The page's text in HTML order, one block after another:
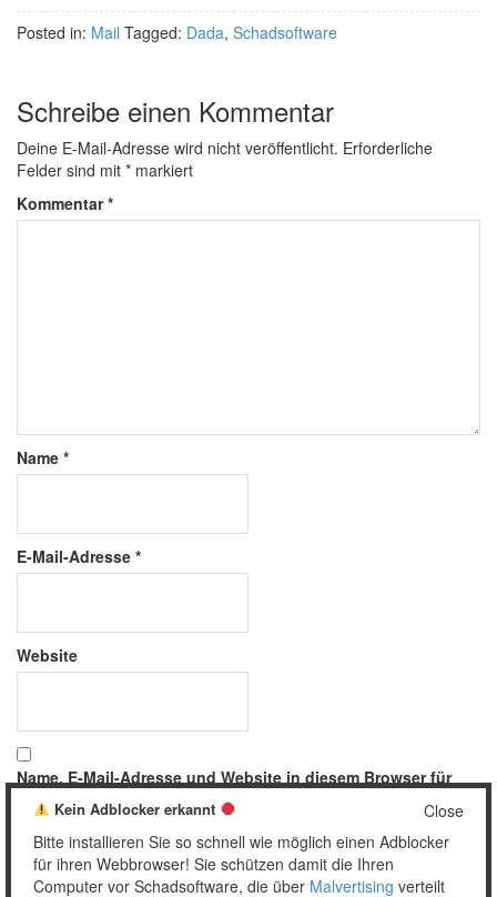
Posted in: Mail Tagged: Dada, Schadsoftware
Schreibe einen Kommentar
Deine E-Mail-Adresse wird nicht veröffentlicht. Erforderliche
Felder sind mit * markiert
Kommentar*
Name *
E-Mail-Adresse *
Website
Name, E-Mail-Adresse und Website in diesem Browser für
meinen nächsten Kommentar speichern.
Close
Kein Adblocker erkannt
Bitte installieren Sie so schnell wie möglich einen Adblocker
für ihren Webbrowser! Sie schützen damit die Ihren
Computer vor Schadsoftware, die über Malvertising verteilt